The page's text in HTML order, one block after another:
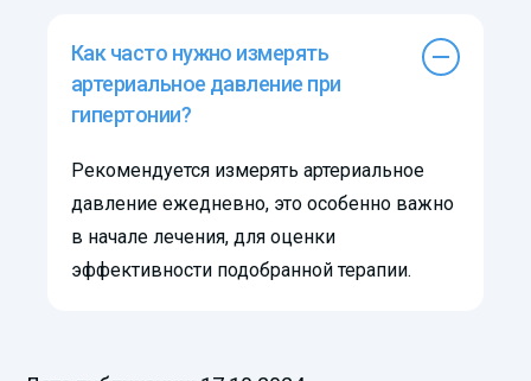
Как часто нужно измерять
артериальное давление при
гипертонии?
Рекомендуется измерять артериальное
давление ежедневно, это особенно важно
в начале лечения, для оценки
эффективности подобранной терапии.